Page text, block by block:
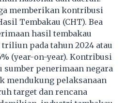
memberikan kontribusi
Tembakau (CHT). Bea
hasil tembakau
triliun pada tahun 2024 atau
(year-on-year). Kontribusi
sumber penerimaan negara
mendukung pelaksanaan
target dan rencana